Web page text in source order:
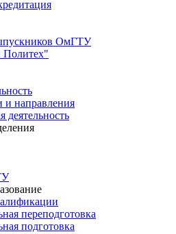
ОмГТУ
и направления
деятельность
переподготовка
подготовка